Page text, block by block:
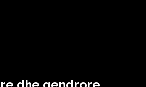
dhe qendrore